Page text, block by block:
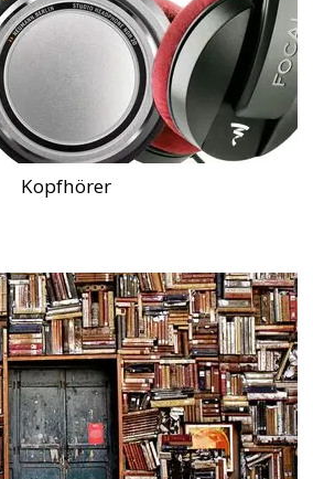
Kopfhörer